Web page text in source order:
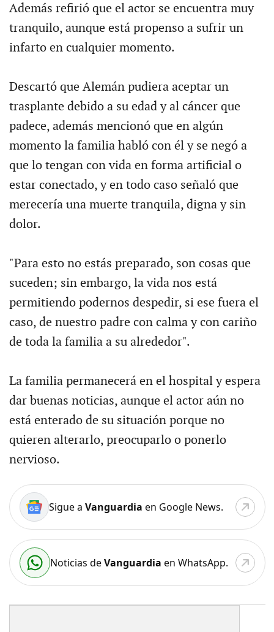
Además refirió que el actor se encuentra muy
tranquilo, aunque está propenso a sufrir un
infarto en cualquier momento.
Descartó que Alemán pudiera aceptar un
trasplante debido a su edad y al cáncer que
padece, además mencionó que en algún
momento la familia habló con él y se negó a
que lo tengan con vida en forma artificial o
estar conectado, y en todo caso señaló que
merecería una muerte tranquila, digna y sin
dolor.
"Para esto no estás preparado, son cosas que
suceden; sin embargo, la vida nos está
permitiendo podernos despedir, si ese fuera el
caso, de nuestro padre con calma y con cariño
de toda la familia a su alrededor".
La familia permanecerá en el hospital y espera
dar buenas noticias, aunque el actor aún no
está enterado de su situación porque no
quieren alterarlo, preocuparlo o ponerlo
nervioso.
Sigue a Vanguardia en Google News.
Noticias deVanguardia en WhatsApp.